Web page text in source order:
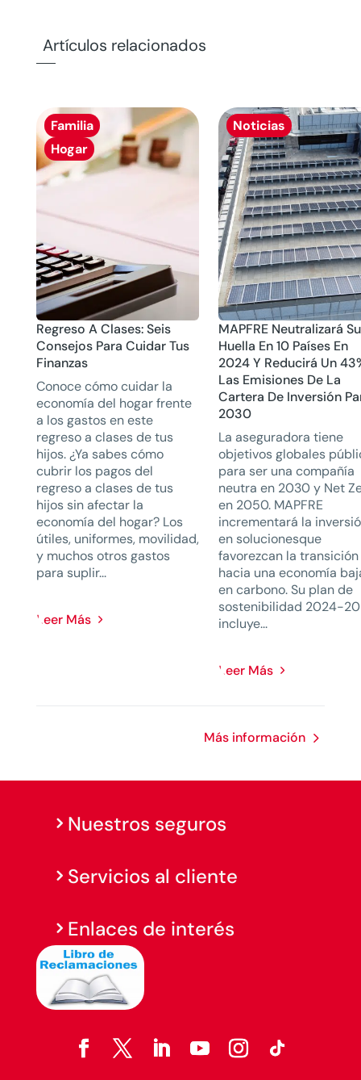
Artículos relacionados
Familia
Hogar
Regreso A Clases: Seis
Consejos Para Cuidar Tus
Finanzas
Conoce cómo cuidar la
economía del hogar frente
a los gastos en este
regreso a clases de tus
hijos. ¿Ya sabes cómo
cubrir los pagos del
regreso a clases de tus
hijos sin afectar la
economía del hogar? Los
útiles, uniformes, movilidad,
y muchos otros gastos
para suplir...
Leer Más
Noticias
MAPFRE Neutralizará Su
Huella En 10 Países En
2024 Y Reducirá Un
Las Emisiones De La
Cartera De Inversión
2030
La aseguradora tiene
objetivos globales
para ser una compañía
neutra en 2030 y Net
en 2050. MAPFRE
incrementará la
en solucionesque
favorezcan la transición
hacia una economía
en carbono. Su plan de
sostenibilidad 2024-
incluye...
Leer Más
Más información
Nuestros seguros
Servicios al cliente
Enlaces de interés